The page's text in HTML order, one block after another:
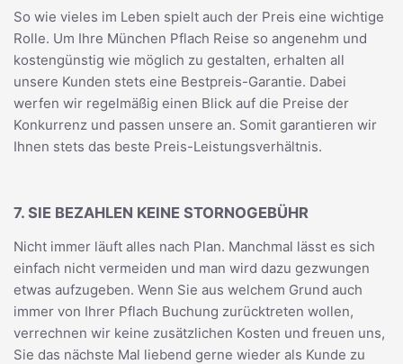
So wie vieles im Leben spielt auch der Preis eine wichtige
Rolle. Um Ihre München Pflach Reise so angenehm und
kostengünstig wie möglich zu gestalten, erhalten all
unsere Kunden stets eine Bestpreis-Garantie. Dabei
werfen wir regelmäßig einen Blick auf die Preise der
Konkurrenz und passen unsere an. Somit garantieren wir
Ihnen stets das beste Preis-Leistungsverhältnis.
7. SIE BEZAHLEN KEINE STORNOGEBÜHR
Nicht immer läuft alles nach Plan. Manchmal lässt es sich
einfach nicht vermeiden und man wird dazu gezwungen
etwas aufzugeben. Wenn Sie aus welchem Grund auch
immer von Ihrer Pflach Buchung zurücktreten wollen,
verrechnen wir keine zusätzlichen Kosten und freuen uns,
Sie das nächste Mal liebend gerne wieder als Kunde zu